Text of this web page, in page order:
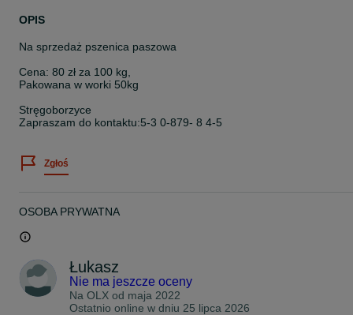
OPIS
Na sprzedaż pszenica paszowa
Cena: 80 zł za 100 kg,
Pakowana w worki 50kg
Stręgoborzyce
Zapraszam do kontaktu:5-3 0-879- 8 4-5
Zgłoś
OSOBA PRYWATNA
Łukasz
Nie ma jeszcze oceny
Na OLX od maja 2022
Ostatnio online w dniu 25 lipca 2026